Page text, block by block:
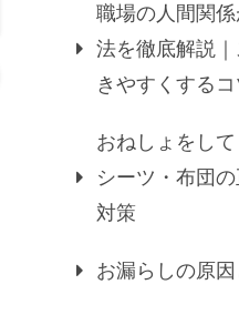
職場の人間関
法を徹底解説
きやすくするコ
おねしょをし
シーツ・布団
対策
お漏らしの原